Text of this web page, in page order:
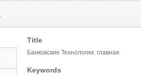
Title
Банковские Технологии: главная
Keywords